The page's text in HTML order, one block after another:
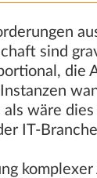
sind
die
als wäre
IT-